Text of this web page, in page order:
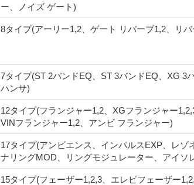
ー、ノイズ ゲート)
8タイプ(アーリー1,2、ゲート リバーブ1,2、リ
7タイプ(ST 2バンドEQ、ST 3バンドEQ、XG 3
ハンサ)
12タイプ(フランジャー1,2、XGフランジャー
VINフランジャー1,2、アンビ フランジャー)
17タイプ(アンビエンス、インパルスEXP、レ
ナリングMOD、リングモジュレーター、アイソ
15タイプ(フェーザー1,2,3、エレピフェーザー